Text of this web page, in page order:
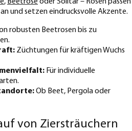
und setzen eindrucksvolle Akzente.
robusten Beetrosen bis zu
Züchtungen für kräftigen Wuchs
Für individuelle
Ob Beet, Pergola oder
von Ziersträuchern